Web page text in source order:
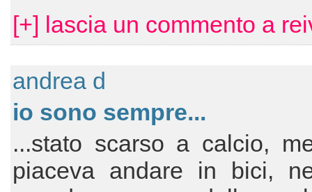
[+] lascia un commento a
andrea d
io sono sempre...
...stato scarso a calcio,
piaceva andare in bici,